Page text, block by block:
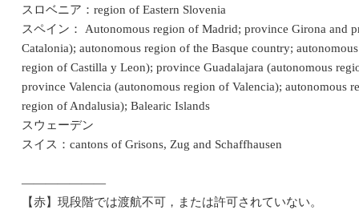
スロベニア：region of Eastern Slovenia
スペイン： Autonomous region of Madrid; province Girona and
Catalonia); autonomous region of the Basque country;
region of Castilla y Leon); province Guadalajara (autonomous
province Valencia (autonomous region of Valencia); autonomous
region of Andalusia); Balearic Islands
スウェーデン
スイス：cantons of Grisons, Zug and Schaffhausen
―――――――
【赤】現段階では渡航不可，または許可されていない。